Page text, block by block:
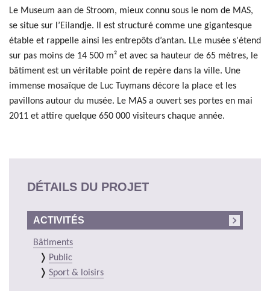
Le Museum aan de Stroom, mieux connu sous le nom de MAS,
se situe sur l’Eilandje. Il est structuré comme une gigantesque
étable et rappelle ainsi les entrepôts d’antan. LLe musée s'étend
sur pas moins de 14 500 m² et avec sa hauteur de 65 mètres, le
bâtiment est un véritable point de repère dans la ville. Une
immense mosaïque de Luc Tuymans décore la place et les
pavillons autour du musée. Le MAS a ouvert ses portes en mai
2011 et attire quelque 650 000 visiteurs chaque année.
DÉTAILS DU PROJET
ACTIVITÉS
Bâtiments
Public
Sport & loisirs